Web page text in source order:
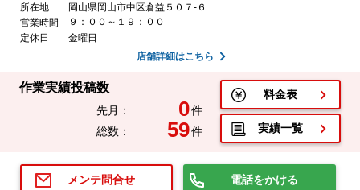
所在地
岡山県岡山市中区倉益５０７-６
営業時間
９：００～１９：００
定休日
金曜日
店舗詳細はこちら
作業実績投稿数
先月： 0件
総数：
59件
料金表
実績一覧
メンテ問合せ 電話をかける